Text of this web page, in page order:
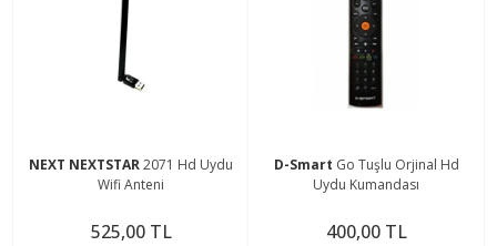
NEXT NEXTSTAR2071 Hd Uydu
Wifi Anteni
525,00 TL
D-Smart Go Tuşlu Orjinal Hd
Uydu Kumandası
400,00 TL